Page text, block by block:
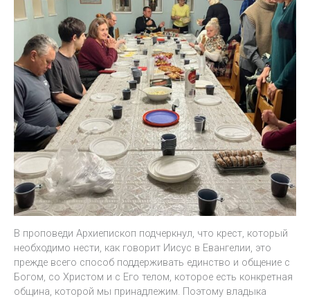
В проповеди Архиепископ подчеркнул, что крест, который
необходимо нести, как говорит Иисус в Евангелии, это
прежде всего способ поддерживать единство и общение с
Богом, со Христом и с Его телом, которое есть конкретная
община, которой мы принадлежим. Поэтому владыка